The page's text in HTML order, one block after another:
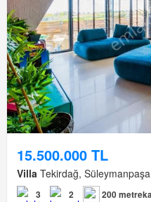
15.500.000 TL
Villa Tekirdağ,
3 2 200